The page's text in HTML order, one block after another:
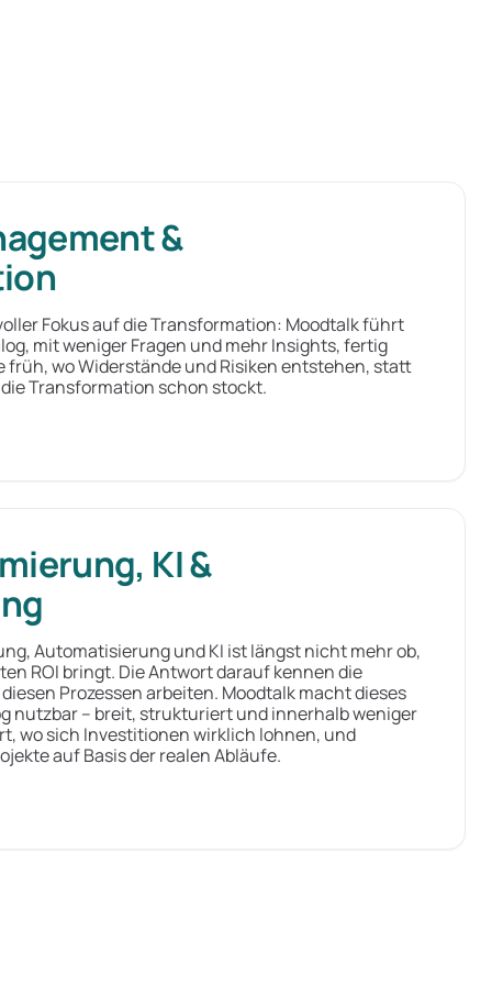
&
Fokus auf die Transformation: Moodtalk führt
mit weniger Fragen und mehr Insights, fertig
früh, wo Widerstände und Risiken entstehen, statt
Transformation schon stockt.
KI &
Automatisierung und KI ist längst nicht mehr ob,
ROI bringt. Die Antwort darauf kennen die
Prozessen arbeiten. Moodtalk macht dieses
nutzbar – breit, strukturiert und innerhalb weniger
wo sich Investitionen wirklich lohnen, und
auf Basis der realen Abläufe.